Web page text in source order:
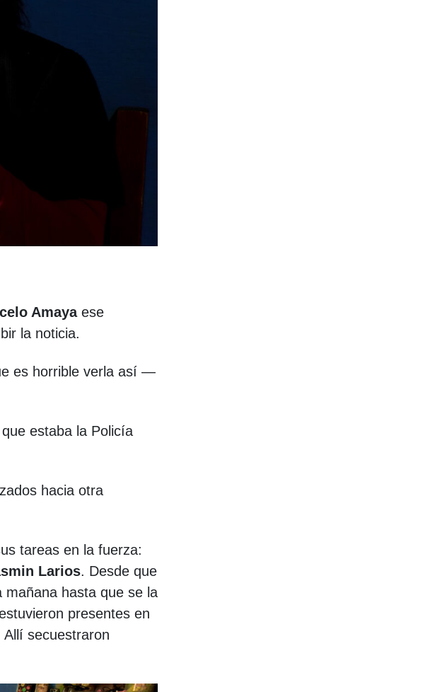
Amayaese
la noticia.
es horrible verla así —
estaba la Policía
hacia otra
tareas en la fuerza:
Larios. Desde que
mañana hasta que se la
presentes en
secuestraron